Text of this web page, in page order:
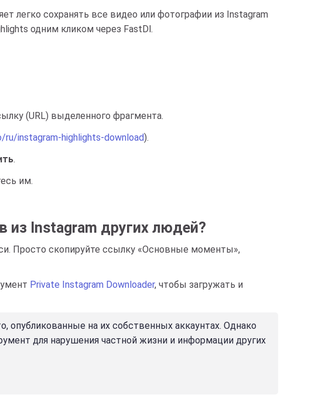
легко сохранять все видео или фотографии из Instagram
одним кликом через FastDl.
(URL) выделенного фрагмента.
instagram-highlights-download).
.
им.
из Instagram других людей?
Просто скопируйте ссылку «Основные моменты»,
Private Instagram Downloader, чтобы загружать и
опубликованные на их собственных аккаунтах. Однако
для нарушения частной жизни и информации других